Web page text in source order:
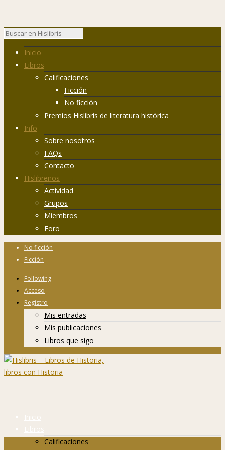
Inicio
Libros
Calificaciones
Ficción
No ficción
Premios Hislibris de literatura histórica
Info
Sobre nosotros
FAQs
Contacto
Hislibreños
Actividad
Grupos
Miembros
Foro
No ficción
Ficción
Following
Acceso
Registro
Mis entradas
Mis publicaciones
Libros que sigo
Inicio
Libros
Calificaciones